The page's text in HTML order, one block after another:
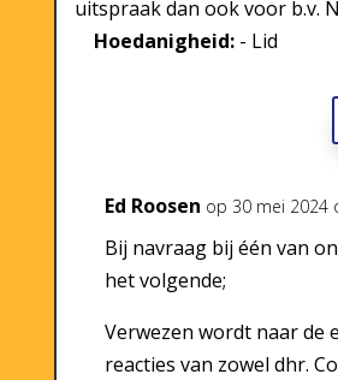
uitspraak dan ook voor b.v.
Hoedanigheid:- Lid
Ed Roosen op 30 mei 2024
Bij navraag bij één van
het volgende;
Verwezen wordt naar de
reacties van zowel dhr.